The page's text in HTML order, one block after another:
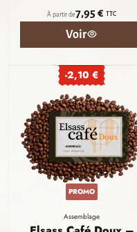
À partir de7,95 € TTC
Voir
-2,10 €
PROMO
Assemblage